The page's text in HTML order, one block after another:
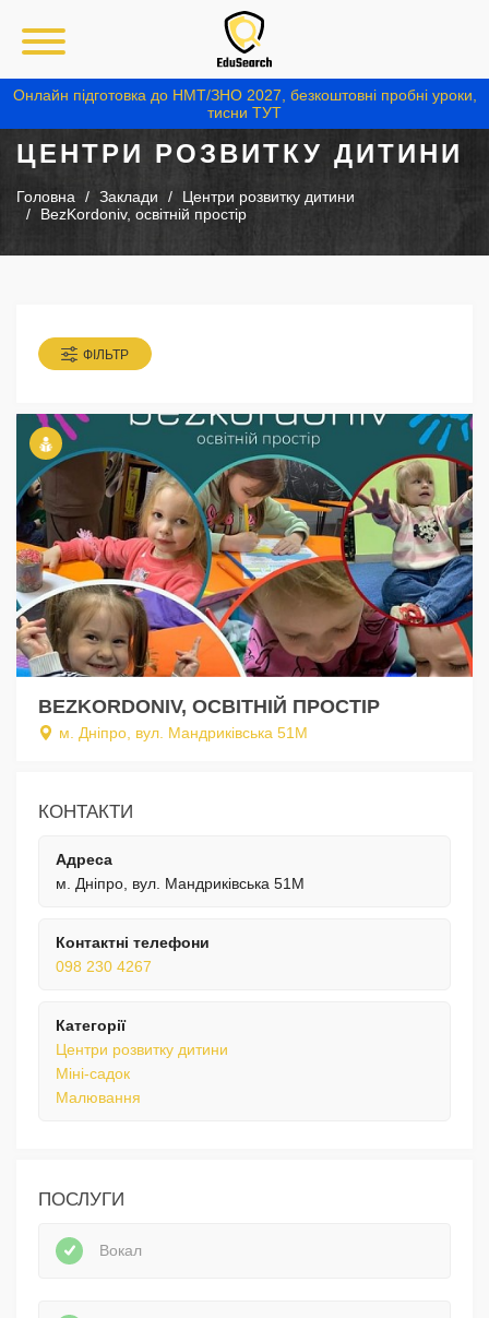
Онлайн підготовка до НМТ/ЗНО 2027, безкоштовні пробні уроки,
тисни ТУТ
ЦЕНТРИ РОЗВИТКУ ДИТИНИ
Головна Заклади
Центри розвитку дитини
BezKordoniv, освітній простір
ФІЛЬТР
BEZKORDONIV, ОСВІТНІЙ ПРОСТІР
м. Дніпро, вул. Мандриківська 51М
КОНТАКТИ
Адреса
м. Дніпро, вул. Мандриківська 51М
Контактні телефони
098 230 4267
Категорії
Центри розвитку дитини
Міні-садок
Малювання
ПОСЛУГИ
Вокал